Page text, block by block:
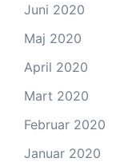
Juni 2020
Maj 2020
April 2020
Mart 2020
Februar 2020
Januar 2020